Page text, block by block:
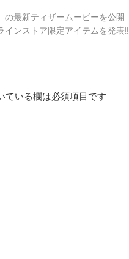
の最新ティザームービーを公開
インストア限定アイテムを発表!!
ている欄は必須項目です